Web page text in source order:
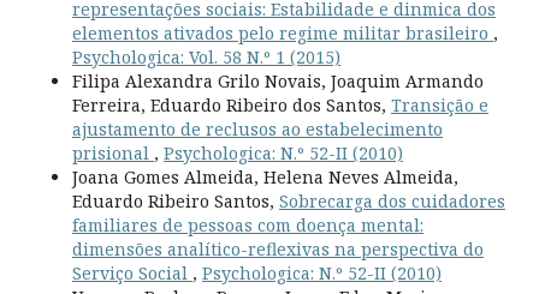
representações sociais: Estabilidade e dinmica dos
elementos ativados pelo regime militar brasileiro ,
Psychologica: Vol. 58 N.º 1 (2015)
Filipa Alexandra Grilo Novais, Joaquim Armando
Ferreira, Eduardo Ribeiro dos Santos, Transição e
ajustamento de reclusos ao estabelecimento
prisional , Psychologica: N.º 52-II (2010)
Joana Gomes Almeida, Helena Neves Almeida,
Eduardo Ribeiro Santos, Sobrecarga dos cuidadores
familiares de pessoas com doença mental:
dimensões analítico-reflexivas na perspectiva do
Serviço Social , Psychologica: N.º 52-II (2010)